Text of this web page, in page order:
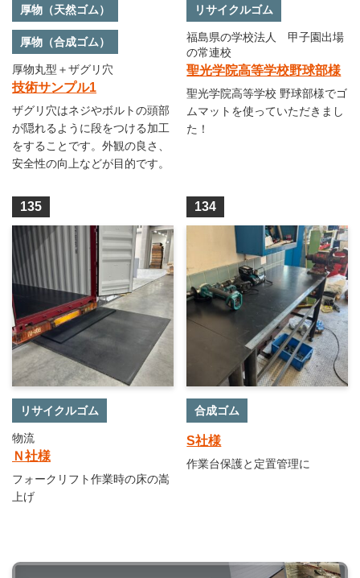
厚物（天然ゴム）
厚物（合成ゴム）
厚物丸型＋ザグリ穴
技術サンプル1
ザグリ穴はネジやボルトの頭部
が隠れるように段をつける加工
をすることです。外観の良さ、
安全性の向上などが目的です。
リサイクルゴム
福島県の学校法人 甲子園出場
の常連校
聖光学院高等学校野球部様
聖光学院高等学校 野球部様でゴ
ムマットを使っていただきまし
た！
135
リサイクルゴム
物流
Ｎ社様
フォークリフト作業時の床の嵩
上げ
134
合成ゴム
S社様
作業台保護と定置管理に